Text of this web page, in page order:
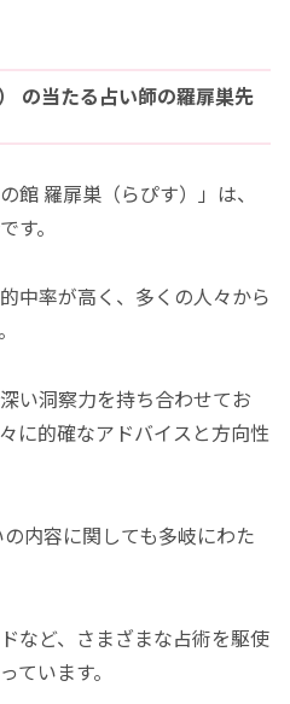
の当たる占い師の羅扉巣先
館 羅扉巣（らぴす）」は、
す。
中率が高く、多くの人々から
い洞察力を持ち合わせてお
に的確なアドバイスと方向性
内容に関しても多岐にわた
など、さまざまな占術を駆使
ています。